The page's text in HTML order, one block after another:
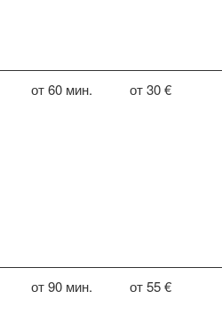
от 60 мин. от 30 €
от 90 мин. от 55 €